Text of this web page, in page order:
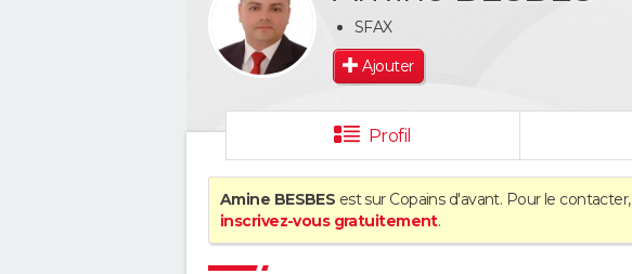
SFAX
Ajouter
Profil
Amine BESBES est sur Copains d'avant. Pour le contacter,
inscrivez-vous gratuitement.